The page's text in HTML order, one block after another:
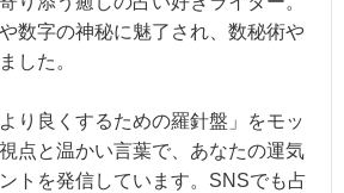
数字の神秘に魅了され、数秘術や
した。
り良くするための羅針盤」をモッ
点と温かい言葉で、あなたの運気
トを発信しています。SNSでも占